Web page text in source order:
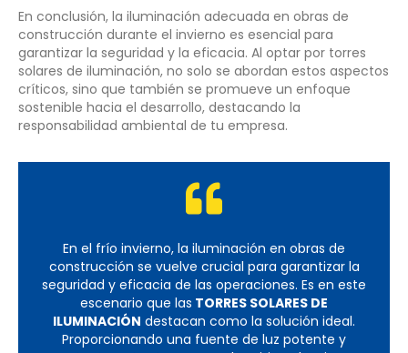
En conclusión, la iluminación adecuada en obras de
construcción durante el invierno es esencial para
garantizar la seguridad y la eficacia. Al optar por torres
solares de iluminación, no solo se abordan estos aspectos
críticos, sino que también se promueve un enfoque
sostenible hacia el desarrollo, destacando la
responsabilidad ambiental de tu empresa.
En el frío invierno, la iluminación en obras de
construcción se vuelve crucial para garantizar la
seguridad y eficacia de las operaciones. Es en este
escenario que las TORRES SOLARES DE
ILUMINACIÓN destacan como la solución ideal.
Proporcionando una fuente de luz potente y